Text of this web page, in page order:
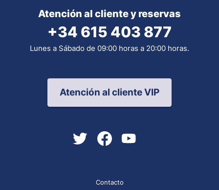
Atención al cliente y reservas
+34 615 403 877
Lunes a Sábado de 09:00 horas a 20:00 horas.
Atención al cliente VIP
Contacto